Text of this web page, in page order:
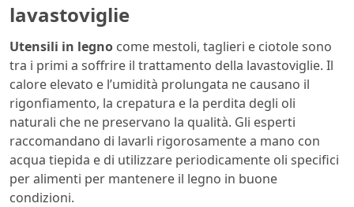
lavastoviglie
Utensili in legno come mestoli, taglieri e ciotole sono
tra i primi a soffrire il trattamento della lavastoviglie. Il
calore elevato e l’umidità prolungata ne causano il
rigonfiamento, la crepatura e la perdita degli oli
naturali che ne preservano la qualità. Gli esperti
raccomandano di lavarli rigorosamente a mano con
acqua tiepida e di utilizzare periodicamente oli specifici
per alimenti per mantenere il legno in buone
condizioni.